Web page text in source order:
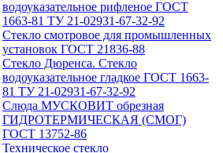
водоуказательное рифленое ГОСТ
1663-81 ТУ 21-02931-67-32-92
Стекло смотровое для промышленных
установок ГОСТ 21836-88
Стекло Дюренса. Стекло
водоуказательное гладкое ГОСТ 1663-
81 ТУ 21-02931-67-32-92
Слюда МУСКОВИТ обрезная
ГИДРОТЕРМИЧЕСКАЯ (СМОГ)
ГОСТ 13752-86
Техническое стекло